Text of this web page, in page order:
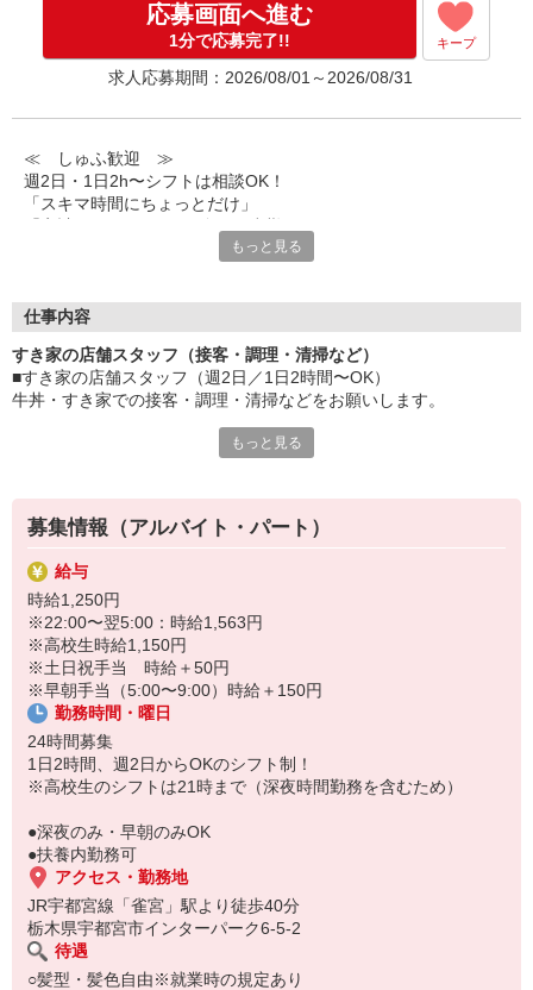
応募画面へ進む
1分で応募完了!! キープ
求人応募期間：2026/08/01～2026/08/31
≪ しゅふ歓迎 ≫
週2日・1日2h〜シフトは相談OK！
「スキマ時間にちょっとだけ」
など、自分らしく活躍できますよ。
■髪型・髪色自由
■給与前払い可
急な出費も安心♪
■社員登用あり
将来を考えている方は必見です。
与兵衛、オリーブの丘、焼肉いちばんなどを経営しているゼンシ
ョーグループ！
その中のひとつ『すき家』でお仕事しませんか？
もっと見る
仕事内容
すき家の店舗スタッフ（接客・調理・清掃など）
■すき家の店舗スタッフ（週2日／1日2時間〜OK）
牛丼・すき家での接客・調理・清掃などをお願いします。
あなたの笑顔で！
すばやく提供！
他にも、食材の調整や金銭管理、新しく入社したクルーの研修など
様々なお仕事があります。
セルフオーダー、セルフ会計で、現金の受け渡しはほとんどありま
せん。※一部店舗を除く
取り間違いもなく安心でスムーズ♪
マニュアルも用意していますので飲食店が初めての方でも大丈夫！
もちろん先輩クルーがしっかり教えてくれるので安心してくださ
い。
もっと見る
募集情報（アルバイト・パート）
給与
時給1,250円
※22:00〜翌5:00：時給1,563円
※高校生時給1,150円
※土日祝手当 時給＋50円
※早朝手当（5:00〜9:00）時給＋150円
勤務時間・曜日
24時間募集
1日2時間、週2日からOKのシフト制！
※高校生のシフトは21時まで（深夜時間勤務を含むため）
●深夜のみ・早朝のみOK
●扶養内勤務可
アクセス・勤務地
JR宇都宮線「雀宮」駅より徒歩40分
栃木県宇都宮市インターパーク6-5-2
待遇
○髪型・髪色自由※就業時の規定あり